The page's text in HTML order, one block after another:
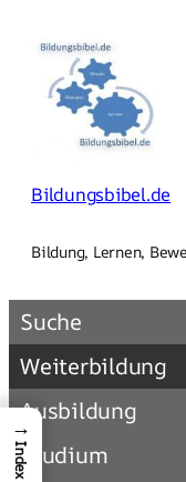
Inhalt
springen
Bildungsbibel.de
Bildung, Lernen,
Suche
Weiterbildung
Ausbildung
Studium
→
Index